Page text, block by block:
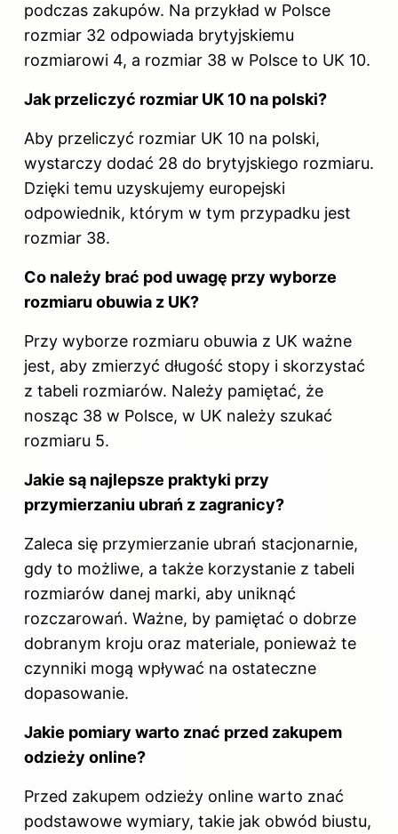
podczas zakupów. Na przykład w Polsce
rozmiar 32 odpowiada brytyjskiemu
rozmiarowi 4, a rozmiar 38 w Polsce to UK 10.
Jak przeliczyć rozmiar UK 10 na polski?
Aby przeliczyć rozmiar UK 10 na polski,
wystarczy dodać 28 do brytyjskiego rozmiaru.
Dzięki temu uzyskujemy europejski
odpowiednik, którym w tym przypadku jest
rozmiar 38.
Co należy brać pod uwagę przy wyborze
rozmiaru obuwia z UK?
Przy wyborze rozmiaru obuwia z UK ważne
jest, aby zmierzyć długość stopy i skorzystać
z tabeli rozmiarów. Należy pamiętać, że
nosząc 38 w Polsce, w UK należy szukać
rozmiaru 5.
Jakie są najlepsze praktyki przy
przymierzaniu ubrań z zagranicy?
Zaleca się przymierzanie ubrań stacjonarnie,
gdy to możliwe, a także korzystanie z tabeli
rozmiarów danej marki, aby uniknąć
rozczarowań. Ważne, by pamiętać o dobrze
dobranym kroju oraz materiale, ponieważ te
czynniki mogą wpływać na ostateczne
dopasowanie.
Jakie pomiary warto znać przed zakupem
odzieży online?
Przed zakupem odzieży online warto znać
podstawowe wymiary, takie jak obwód biustu,